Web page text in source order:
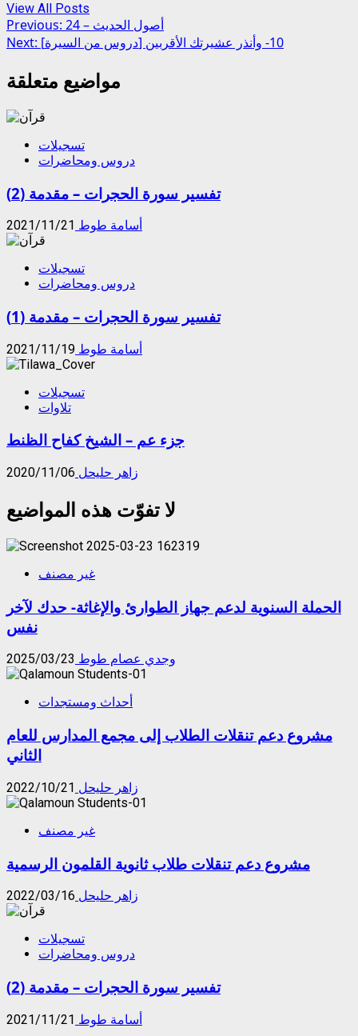
View All Posts
Post
navigation
Previous:
أصول الحديث – 24
Next:
[دروس من السيرة] 10- وأنذر عشيرتك الأقربين
مواضيع متعلقة
تسجيلات
دروس ومحاضرات
تفسير سورة الحجرات – مقدمة (2)
أسامة طوط 2021/11/21
تسجيلات
دروس ومحاضرات
تفسير سورة الحجرات – مقدمة (1)
أسامة طوط 2021/11/19
تسجيلات
تلاوات
جزء عم – الشيخ كفاح الظنط
زاهر حليحل 2020/11/06
لا تفوّت هذه المواضيع
غير مصنف
الحملة السنوية لدعم جهاز الطوارئ والإغاثة- حدك لآخر
نفس
وجدي عصام طوط 2025/03/23
أحداث ومستجدات
مشروع دعم تنقلات الطلاب إلى مجمع المدارس للعام
الثاني
زاهر حليحل 2022/10/21
غير مصنف
مشروع دعم تنقلات طلاب ثانوية القلمون الرسمية
زاهر حليحل 2022/03/16
تسجيلات
دروس ومحاضرات
تفسير سورة الحجرات – مقدمة (2)
أسامة طوط 2021/11/21